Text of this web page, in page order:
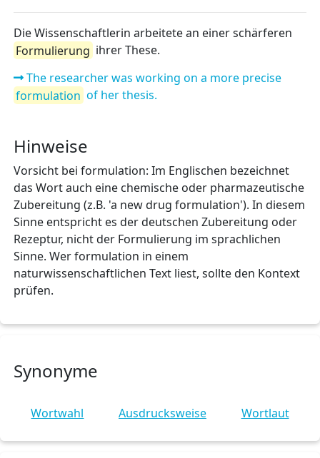
Die Wissenschaftlerin arbeitete an einer schärferen
Formulierung ihrer These.
The researcher was working on a more precise
formulation of her thesis.
Hinweise
Vorsicht bei formulation: Im Englischen bezeichnet
das Wort auch eine chemische oder pharmazeutische
Zubereitung (z.B. 'a new drug formulation'). In diesem
Sinne entspricht es der deutschen Zubereitung oder
Rezeptur, nicht der Formulierung im sprachlichen
Sinne. Wer formulation in einem
naturwissenschaftlichen Text liest, sollte den Kontext
prüfen.
Synonyme
Wortwahl Ausdrucksweise Wortlaut